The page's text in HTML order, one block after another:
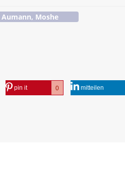
Aumann, Moshe
pin it 0 mitteilen